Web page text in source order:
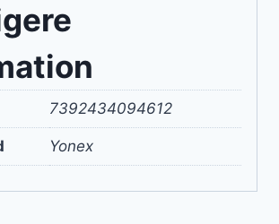
7392434094612
Yonex